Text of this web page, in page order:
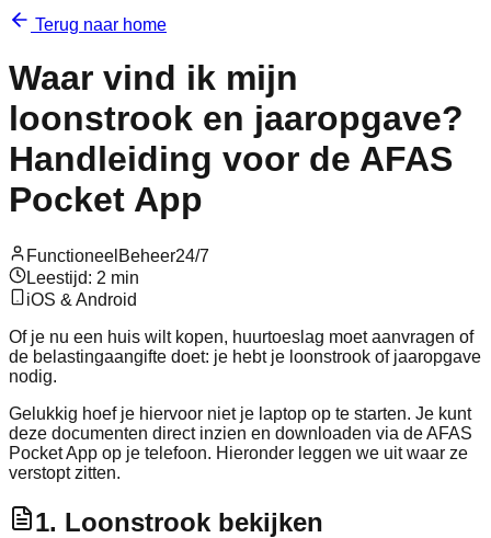
Terug naar home
Waar vind ik mijn
loonstrook en jaaropgave?
Handleiding voor de AFAS
Pocket App
FunctioneelBeheer24/7
Leestijd: 2 min
iOS & Android
Of je nu een huis wilt kopen, huurtoeslag moet aanvragen of
de belastingaangifte doet: je hebt je loonstrook of jaaropgave
nodig.
Gelukkig hoef je hiervoor niet je laptop op te starten. Je kunt
deze documenten direct inzien en downloaden via de AFAS
Pocket App op je telefoon. Hieronder leggen we uit waar ze
verstopt zitten.
1. Loonstrook bekijken